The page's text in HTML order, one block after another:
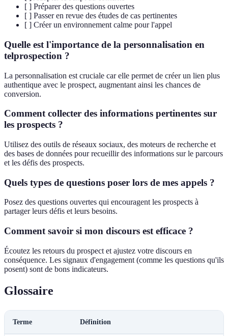
[ ] Préparer des questions ouvertes
[ ] Passer en revue des études de cas pertinentes
[ ] Créer un environnement calme pour l'appel
Quelle est l'importance de la personnalisation en
telprospection ?
La personnalisation est cruciale car elle permet de créer un lien plus
authentique avec le prospect, augmentant ainsi les chances de
conversion.
Comment collecter des informations pertinentes sur
les prospects ?
Utilisez des outils de réseaux sociaux, des moteurs de recherche et
des bases de données pour recueillir des informations sur le parcours
et les défis des prospects.
Quels types de questions poser lors de mes appels ?
Posez des questions ouvertes qui encouragent les prospects à
partager leurs défis et leurs besoins.
Comment savoir si mon discours est efficace ?
Écoutez les retours du prospect et ajustez votre discours en
conséquence. Les signaux d'engagement (comme les questions qu'ils
posent) sont de bons indicateurs.
Glossaire
Terme Définition